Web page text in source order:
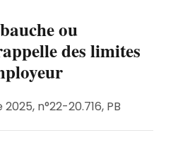
ou
des limites
n°22-20.716, PB